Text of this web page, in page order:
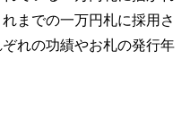
までの一万円札に採用さ
れの功績やお札の発行年